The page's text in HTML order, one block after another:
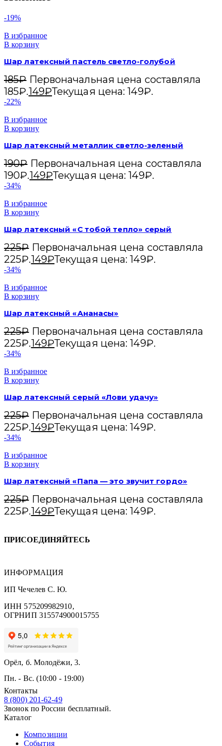
-19%
В избранное
В корзину
Шар латексный пастель светло-голубой
185₽ Первоначальная цена составляла
185₽.149₽Текущая цена: 149₽.
-22%
В избранное
В корзину
Шар латексный металлик светло-зеленый
190₽ Первоначальная цена составляла
190₽.149₽Текущая цена: 149₽.
-34%
В избранное
В корзину
Шар латексный «С тобой тепло» серый
225₽ Первоначальная цена составляла
225₽.149₽Текущая цена: 149₽.
-34%
В избранное
В корзину
Шар латексный «Ананасы»
225₽ Первоначальная цена составляла
225₽.149₽Текущая цена: 149₽.
-34%
В избранное
В корзину
Шар латексный серый «Лови удачу»
225₽ Первоначальная цена составляла
225₽.149₽Текущая цена: 149₽.
-34%
В избранное
В корзину
Шар латексный «Папа — это звучит гордо»
225₽ Первоначальная цена составляла
225₽.149₽Текущая цена: 149₽.
ПРИСОЕДИНЯЙТЕСЬ
ИНФОРМАЦИЯ
ИП Чечелев С. Ю.
ИНН 575209982910,
ОГРНИП 315574900015755
Орёл, б. Молодёжи, 3.
Пн. - Вс. (10:00 - 19:00)
Контакты
8 (800) 201-62-49
Звонок по России бесплатный.
Каталог
Композиции
События